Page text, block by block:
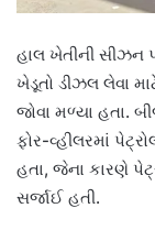
હાલ ખેતીની સીઝન
ખેડૂતો ડીઝલ લેવા
જોવા મળ્યા હતા.
ફોર-વ્હીલરમાં
હતા, જેના કારણે
સર્જાઈ હતી.